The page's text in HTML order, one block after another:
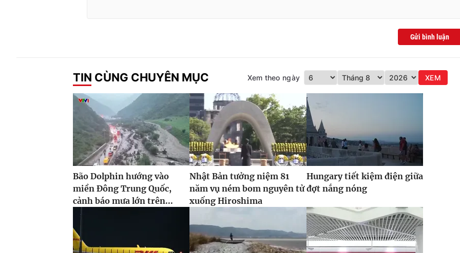
Gửi bình luận
TIN CÙNG CHUYÊN MỤC Xem theo ngày XEM
Bão Dolphin hướng vào
miền Đông Trung Quốc,
cảnh báo mưa lớn trên...
Nhật Bản tưởng niệm 81
năm vụ ném bom nguyên tử
xuống Hiroshima
Hungary tiết kiệm điện giữa
đợt nắng nóng